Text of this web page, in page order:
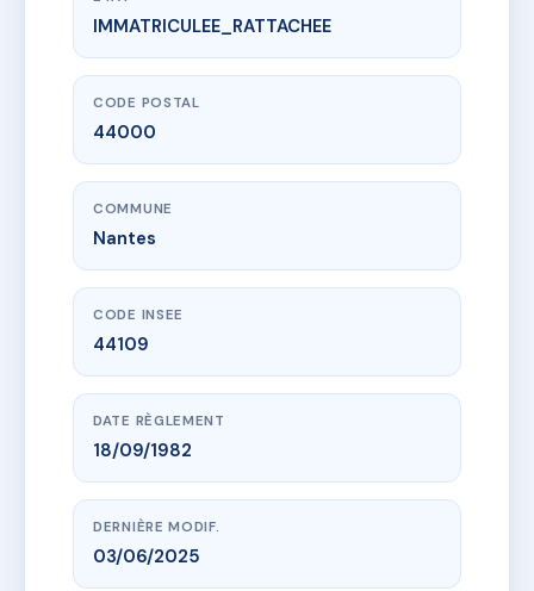
www.vme.plus/AC6469019
27 RUE FOURE
27 r foure44000 Nantes
IMMATRICULEE_RATTACHEE
CODE POSTAL
44000
COMMUNE
Nantes
CODE INSEE
44109
DATE RÈGLEMENT
18/09/1982
DERNIÈRE MODIF.
03/06/2025